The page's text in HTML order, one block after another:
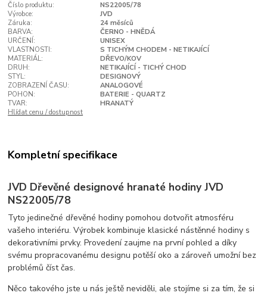
Číslo produktu:
NS22005/78
Výrobce:
JVD
Záruka:
24 měsíců
BARVA:
ČERNO - HNĚDÁ
URČENÍ:
UNISEX
VLASTNOSTI:
S TICHÝM CHODEM - NETIKAJÍCÍ
MATERIÁL:
DŘEVO/KOV
DRUH:
NETIKAJÍCÍ - TICHÝ CHOD
STYL:
DESIGNOVÝ
ZOBRAZENÍ ČASU:
ANALOGOVÉ
POHON:
BATERIE - QUARTZ
TVAR:
HRANATÝ
Hlídat cenu / dostupnost
Kompletní specifikace
JVD Dřevěné designové hranaté hodiny JVD
NS22005/78
Tyto jedinečné dřevěné hodiny pomohou dotvořit atmosféru
vašeho interiéru. Výrobek kombinuje klasické nástěnné hodiny s
dekorativními prvky. Provedení zaujme na první pohled a díky
svému propracovanému designu potěší oko a zároveň umožní bez
problémů číst čas.
Něco takového jste u nás ještě neviděli, ale stojíme si za tím, že si